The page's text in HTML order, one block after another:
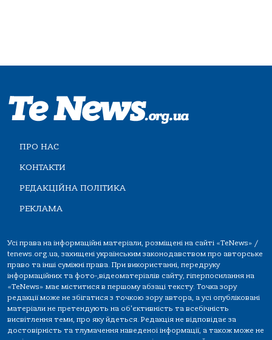
ПРО НАС
КОНТАКТИ
РЕДАКЦІЙНА ПОЛІТИКА
РЕКЛАМА
Усі права на інформаційні матеріали, розміщені на сайті «TeNews» /
tenews.org.ua, захищені українським законодавством про авторське
право та інші суміжні права. При використанні, передруку
інформаційних та фото-,відеоматеріалів сайту, гіперпосилання на
«TeNews» має міститися в першому абзаці тексту. Точка зору
редакції може не збігатися з точкою зору автора, а усі опубліковані
матеріали не претендують на об'єктивність та всебічність
висвітлення теми, про яку йдеться. Редакція не відповідає за
достовірність та тлумачення наведеної інформації, а також може не